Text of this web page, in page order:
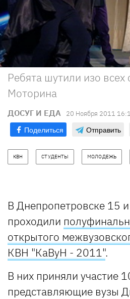
Ребята шутили изо
Моторина
ДОСУГ И ЕДА 20 Ноября 2011
Поделиться Отправить
КВН СТУДЕНТЫ МОЛОДЕЖЬ
В Днепропетровске 15
проходили
открытого
КВН "КаВуН - 2011".
В них приняли участие
представляющие вузы